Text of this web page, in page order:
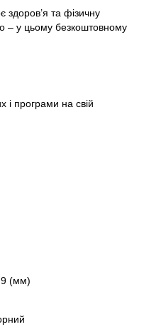
та фізичну
– у цьому безкоштовному
програми на свій
(мм)